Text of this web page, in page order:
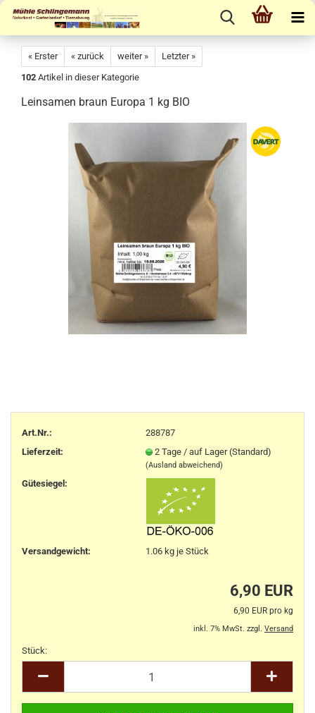
« Erster « zurück weiter »
Letzter »
102 Artikel in dieser Kategorie
Leinsamen braun Europa 1 kg BIO
Art.Nr.:
288787
Lieferzeit:
2 Tage / auf Lager (Standard)
(Ausland abweichend)
Gütesiegel:
Versandgewicht: 1.06kg je Stück
6,90 EUR
6,90 EUR pro kg
inkl. 7% MwSt. zzgl. Versand
Stück: